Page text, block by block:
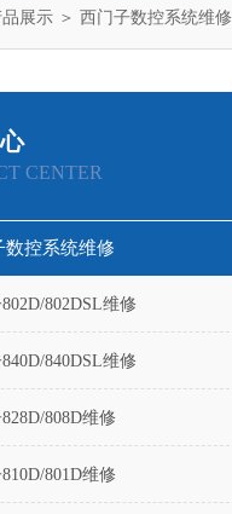
品展示 ＞ 西门子数控系统维修
CENTER
数控系统维修
802DSL维修
840DSL维修
808D维修
801D维修